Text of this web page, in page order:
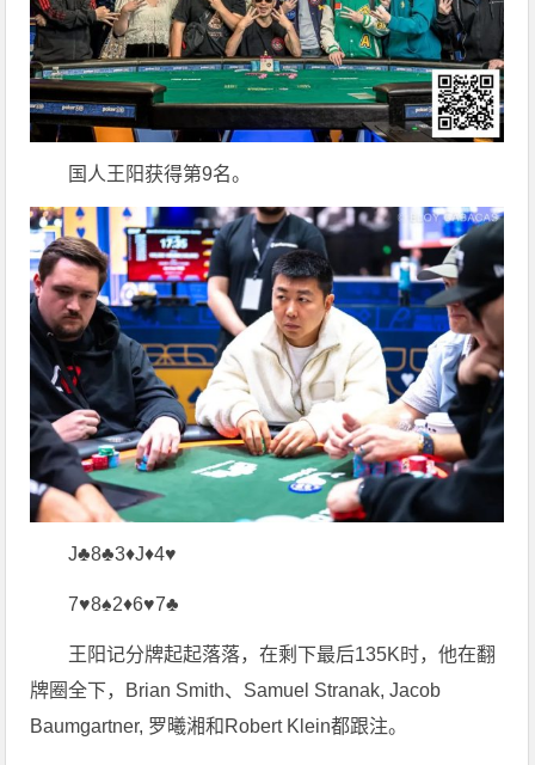
国人王阳获得第9名。
J♣8♣3♦J♦4♥
7♥8♠2♦6♥7♣
王阳记分牌起起落落，在剩下最后135K时，他在翻
牌圈全下，Brian Smith、Samuel Stranak, Jacob
Baumgartner, 罗曦湘和Robert Klein都跟注。